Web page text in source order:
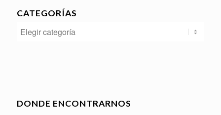
CATEGORÍAS
Categorías
DONDE ENCONTRARNOS